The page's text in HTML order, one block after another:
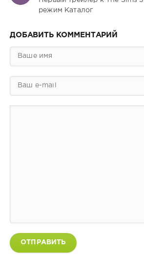
режим Каталог
ДОБАВИТЬ КОММЕНТАРИЙ
ОТПРАВИТЬ